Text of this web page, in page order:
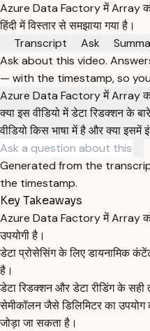
Azure Data Factory में Array
हिंदी में विस्तार से समझाया गया है।
Transcript
Ask
Ask about this video.
— with the timestamp, so
Azure Data Factory में Array
क्या इस वीडियो में डेटा रिडक्शन के
वीडियो किस भाषा में है और क्या इसमें
Generated from the
the timestamp.
Key Takeaways
Azure Data Factory में Array
उपयोगी है।
डेटा प्रोसेसिंग के लिए डायनामिक
है।
डेटा रिडक्शन और डेटा रीडिंग के
सेमीकॉलन जैसे डिलिमिटर का
जोड़ा जा सकता है।